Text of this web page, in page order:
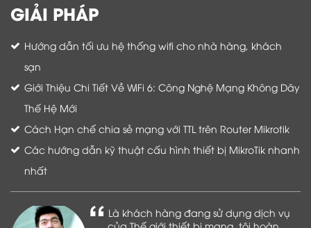
GIẢI PHÁP
Hướng dẫn tối ưu hệ thống wifi cho nhà hàng, khách
sạn
Giới Thiệu Chi Tiết Về WiFi 6: Công Nghệ Mạng Không Dây
Thế Hệ Mới
Cách Hạn chế chia sẻ mạng với TTL trên Router Mikrotik
Các hướng dẫn kỹ thuật cấu hình thiết bị MikroTik nhanh
nhất
Là khách hàng đang sử dụng dịch vụ